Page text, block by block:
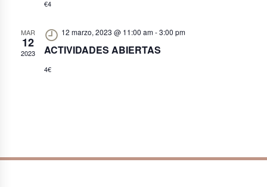
€4
MAR
12
2023
12 marzo, 2023 @ 11:00 am-3:00 pm
ACTIVIDADES ABIERTAS
4€